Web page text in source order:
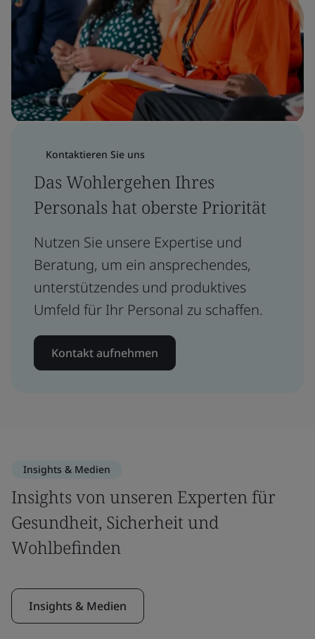
Kontaktieren Sie uns
Das Wohlergehen Ihres
Personals hat oberste Priorität
Nutzen Sie unsere Expertise und
Beratung, um ein ansprechendes,
unterstützendes und produktives
Umfeld für Ihr Personal zu schaffen.
Kontakt aufnehmen
Insights & Medien
Insights von unseren Experten für
Gesundheit, Sicherheit und
Wohlbefinden
Insights & Medien